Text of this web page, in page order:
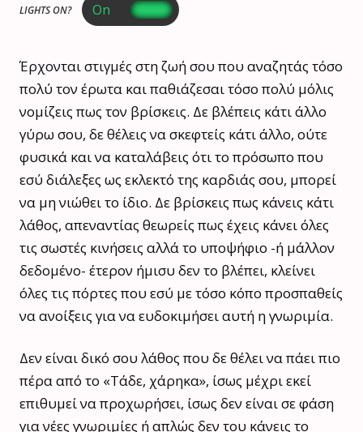
LIGHTS ON?
Έρχονται στιγμές στη ζωή σου που αναζητάς τόσο
πολύ τον έρωτα και παθιάζεσαι τόσο πολύ μόλις
νομίζεις πως τον βρίσκεις. Δε βλέπεις κάτι άλλο
γύρω σου, δε θέλεις να σκεφτείς κάτι άλλο, ούτε
φυσικά και να καταλάβεις ότι το πρόσωπο που
εσύ διάλεξες ως εκλεκτό της καρδιάς σου, μπορεί
να μη νιώθει το ίδιο. Δε βρίσκεις πως κάνεις κάτι
λάθος, απεναντίας θεωρείς πως έχεις κάνει όλες
τις σωστές κινήσεις αλλά το υποψήφιο -ή μάλλον
δεδομένο- έτερον ήμισυ δεν το βλέπει, κλείνει
όλες τις πόρτες που εσύ με τόσο κόπο προσπαθείς
να ανοίξεις για να ευδοκιμήσει αυτή η γνωριμία.
Δεν είναι δικό σου λάθος που δε θέλει να πάει πιο
πέρα από το «Τάδε, χάρηκα», ίσως μέχρι εκεί
επιθυμεί να προχωρήσει, ίσως δεν είναι σε φάση
για νέες γνωριμίες ή απλώς δεν του κάνεις το